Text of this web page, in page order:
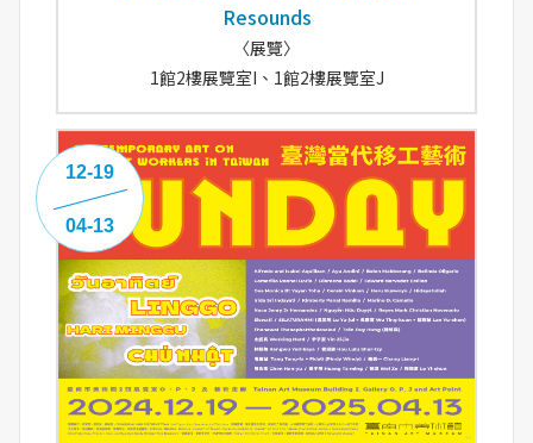
Resounds
〈展覽〉
1館2樓展覽室I、1館2樓展覽室J
12-19
04-13